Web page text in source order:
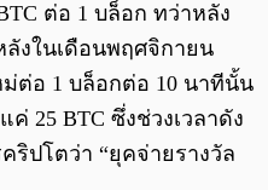
ต่อ 1 บล็อก ทว่าหลัง
ลังในเดือนพฤศจิกายน
ม่ต่อ 1 บล็อกต่อ 10 นาทีนั้น
25 BTC ซึ่งช่วงเวลาดัง
ริปโตว่า “ยุคจ่ายรางวัล